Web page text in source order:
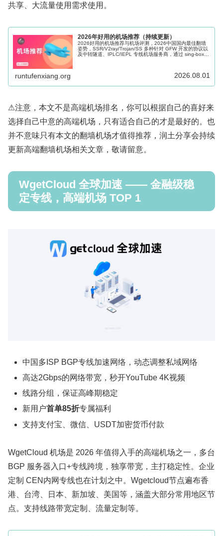
共享、大流量使用需求使用。
2026年好用的机场推荐（持续更新）
2026好用的机场推荐与机场评测，2026中国国内最佳翻墙
姿势，SSR/V2ray/Trojan/SS 多种针对 GFW 开发的协议以
及中转隧道、IPLC/IEPL 专线机场服务商，通过 sing-box、
runtufenxiang.org 2026.08.01
⚠注意，本文不是高端机场排名，你可以根据自己的喜好来
选择自己中意的高端机场，只有适合自己的才是最好的。也
并不意味只有本文的翻墙机场才值得推荐，润土分享会持续
更新高端翻墙机场相关文章，敬请留意。
WgetCloud 全球加速 —— 金融级稳
定专线，高端机场 TOP 1
中国多ISP BGP专线加速网络，动态调整私域网络
高达2Gbps的网络带宽，秒开YouTube 4K视频
线路分组，保证高峰期稳定
新用户首单85折专属福利
支持支付宝、微信、USDT加密货币付款
WgetCloud 机场是 2026 年值得入手的高端机场之一，多台
BGP 服务器入口+专线跨境，独享带宽，主打稳定性。企业
定制 CEN内网专线也在计划之中。Wgetcloud节点遍布香
港、台湾、日本、新加坡、美国等，涵盖大部分常用地区节
点。支持线路带宽定制、流量定制等。